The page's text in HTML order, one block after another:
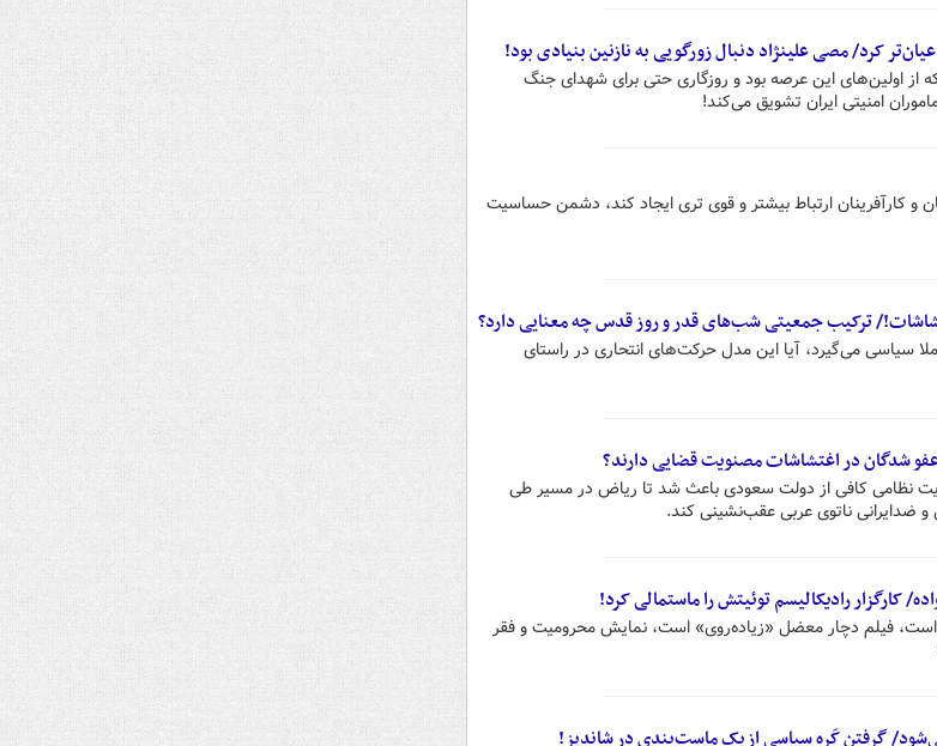
کرد/ مصی علینژاد دنبال زورگویی به نازنین بنیادی بود!
اولین‌های این عرصه بود و روزگاری حتی برای شهدای جنگ
امنیتی ایران تشویق می‌کند!
کارآفرینان ارتباط بیشتر و قوی تری ایجاد کند، دشمن حساسیت
ترکیب جمعیتی شب‌های قدر و روز قدس چه معنایی دارد؟
سیاسی می‌گیرد، آیا این مدل حرکت‌های انتحاری در راستای
شدگان در اغتشاشات مصنویت قضایی دارند؟
نظامی کافی از دولت سعودی باعث شد تا ریاض در مسیر طی
و ضدایرانی ناتوی عربی عقب‌نشینی کند.
کارگزار رادیکالیسم توئیتش را ماستمالی کرد!
است، فیلم دچار معضل «زیاده‌روی» است، نمایش محرومیت و فقر
گرفتن کَره سیاسی از یک ماست‌بندی در شاندیز!